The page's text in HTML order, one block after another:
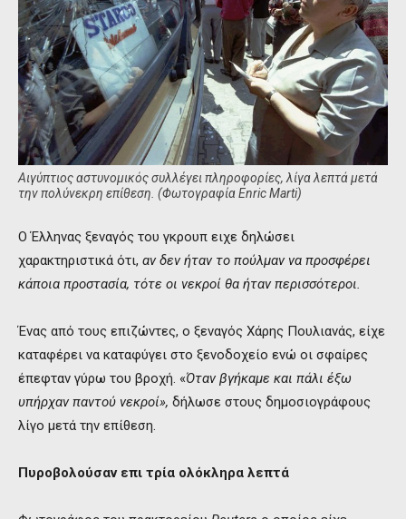
Αιγύπτιος αστυνομικός συλλέγει πληροφορίες, λίγα λεπτά μετά
την πολύνεκρη επίθεση. (Φωτογραφία Enric Marti)
Ο Έλληνας ξεναγός του γκρουπ ειχε δηλώσει
χαρακτηριστικά ότι, αν δεν ήταν το πούλμαν να προσφέρει
κάποια προστασία, τότε οι νεκροί θα ήταν περισσότεροι.
Ένας από τους επιζώντες, ο ξεναγός Χάρης Πουλιανάς, είχε
καταφέρει να καταφύγει στο ξενοδοχείο ενώ οι σφαίρες
έπεφταν γύρω του βροχή. «Όταν βγήκαμε και πάλι έξω
υπήρχαν παντού νεκροί», δήλωσε στους δημοσιογράφους
λίγο μετά την επίθεση.
Πυροβολούσαν επι τρία ολόκληρα λεπτά